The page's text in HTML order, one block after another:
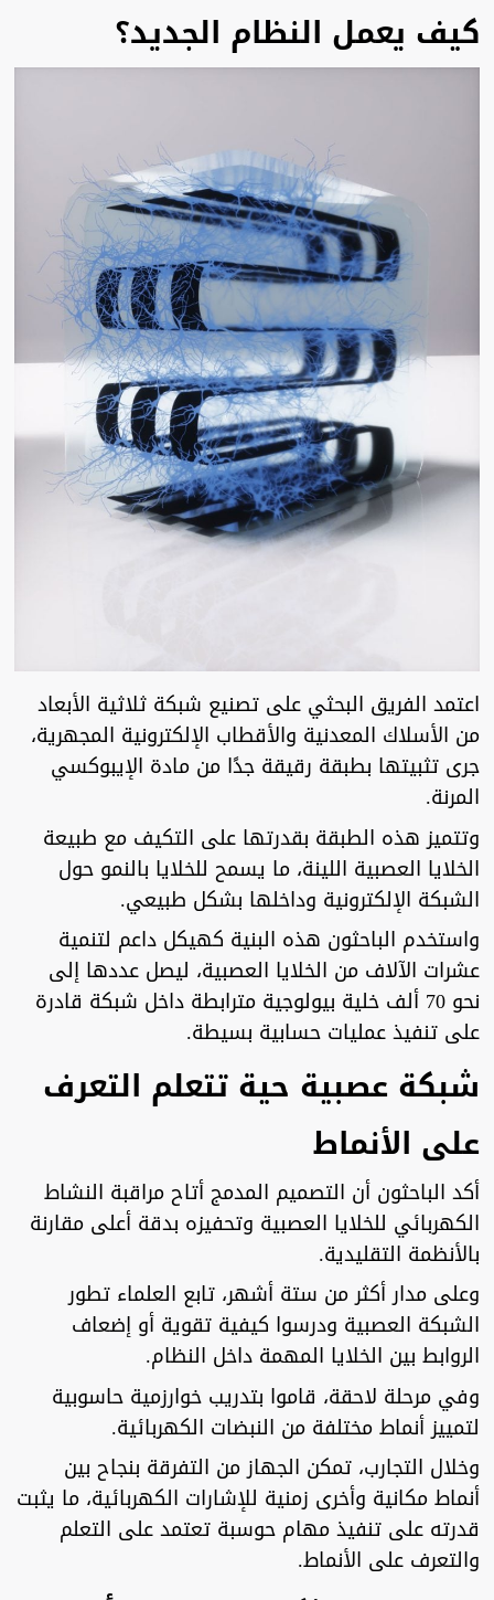
كيف يعمل النظام الجديد؟
اعتمد الفريق البحثي على تصنيع شبكة ثلاثية الأبعاد
من الأسلاك المعدنية والأقطاب الإلكترونية المجهرية،
جرى تثبيتها بطبقة رقيقة جدًا من مادة الإيبوكسي
المرنة.
وتتميز هذه الطبقة بقدرتها على التكيف مع طبيعة
الخلايا العصبية اللينة، ما يسمح للخلايا بالنمو حول
الشبكة الإلكترونية وداخلها بشكل طبيعي.
واستخدم الباحثون هذه البنية كهيكل داعم لتنمية
عشرات الآلاف من الخلايا العصبية، ليصل عددها إلى
نحو 70 ألف خلية بيولوجية مترابطة داخل شبكة قادرة
على تنفيذ عمليات حسابية بسيطة.
شبكة عصبية حية تتعلم التعرف
على الأنماط
أكد الباحثون أن التصميم المدمج أتاح مراقبة النشاط
الكهربائي للخلايا العصبية وتحفيزه بدقة أعلى مقارنة
بالأنظمة التقليدية.
وعلى مدار أكثر من ستة أشهر، تابع العلماء تطور
الشبكة العصبية ودرسوا كيفية تقوية أو إضعاف
الروابط بين الخلايا المهمة داخل النظام.
وفي مرحلة لاحقة، قاموا بتدريب خوارزمية حاسوبية
لتمييز أنماط مختلفة من النبضات الكهربائية.
وخلال التجارب، تمكن الجهاز من التفرقة بنجاح بين
أنماط مكانية وأخرى زمنية للإشارات الكهربائية، ما يثبت
قدرته على تنفيذ مهام حوسبة تعتمد على التعلم
والتعرف على الأنماط.